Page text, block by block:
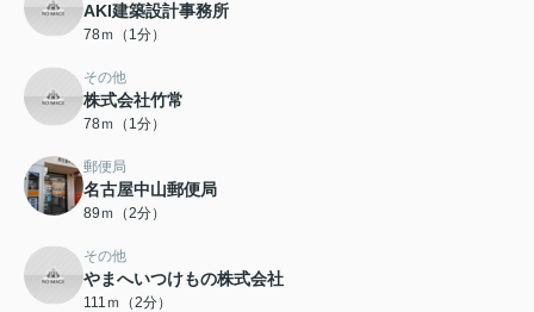
AKI建築設計事務所
78ｍ（1分）
その他
株式会社竹常
78ｍ（1分）
郵便局
名古屋中山郵便局
89ｍ（2分）
その他
やまへいつけもの株式会社
111ｍ（2分）